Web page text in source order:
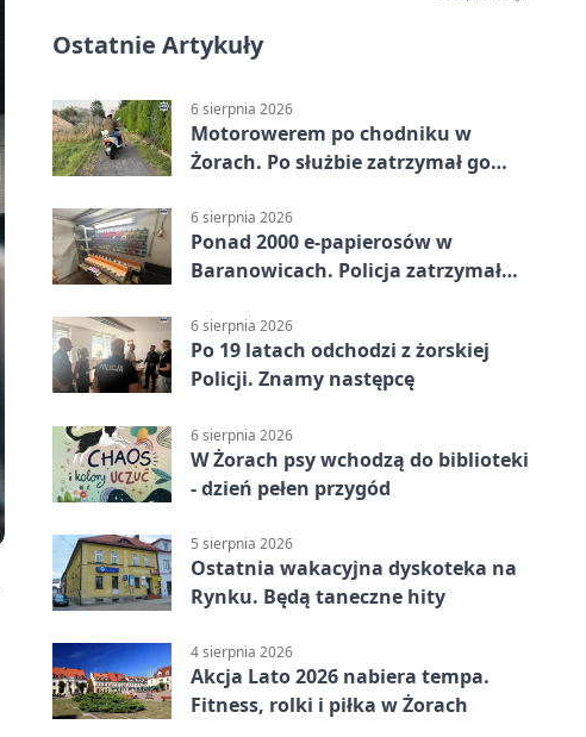
Ostatnie Artykuły
6 sierpnia 2026
Motorowerem po chodniku w
Żorach. Po służbie zatrzymał go
6 sierpnia 2026
Ponad 2000 e-papierosów w
Baranowicach. Policja zatrzymała
6 sierpnia 2026
Po 19 latach odchodzi z żorskiej
Policji. Znamy następcę
6 sierpnia 2026
W Żorach psy wchodzą do biblioteki
- dzień pełen przygód
5 sierpnia 2026
Ostatnia wakacyjna dyskoteka na
Rynku. Będą taneczne hity
4 sierpnia 2026
Akcja Lato 2026 nabiera tempa.
Fitness, rolki i piłka w Żorach